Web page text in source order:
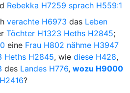
Rebekka H7259 sprach H559:1
verachte H6973 das Leben
Töchter H1323 Heths H2845;
eine Frau H802 nähme H3947
Heths H2845, wie diese H428,
des Landes H776, wozu H9000
H2416?